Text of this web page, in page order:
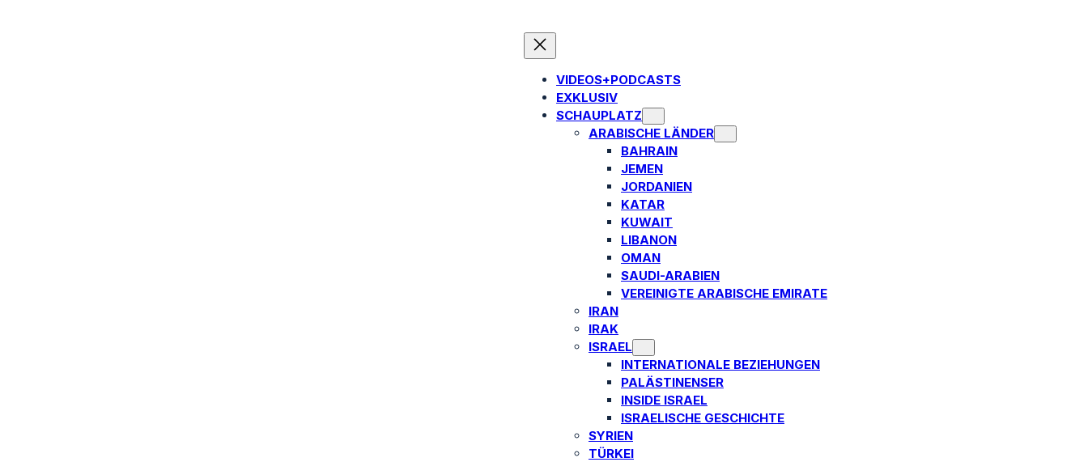
VIDEOS+PODCASTS
EXKLUSIV
SCHAUPLATZ
ARABISCHE LÄNDER
BAHRAIN
JEMEN
JORDANIEN
KATAR
KUWAIT
LIBANON
OMAN
SAUDI-ARABIEN
VEREINIGTE ARABISCHE EMIRATE
IRAN
IRAK
ISRAEL
INTERNATIONALE BEZIEHUNGEN
PALÄSTINENSER
INSIDE ISRAEL
ISRAELISCHE GESCHICHTE
SYRIEN
TÜRKEI